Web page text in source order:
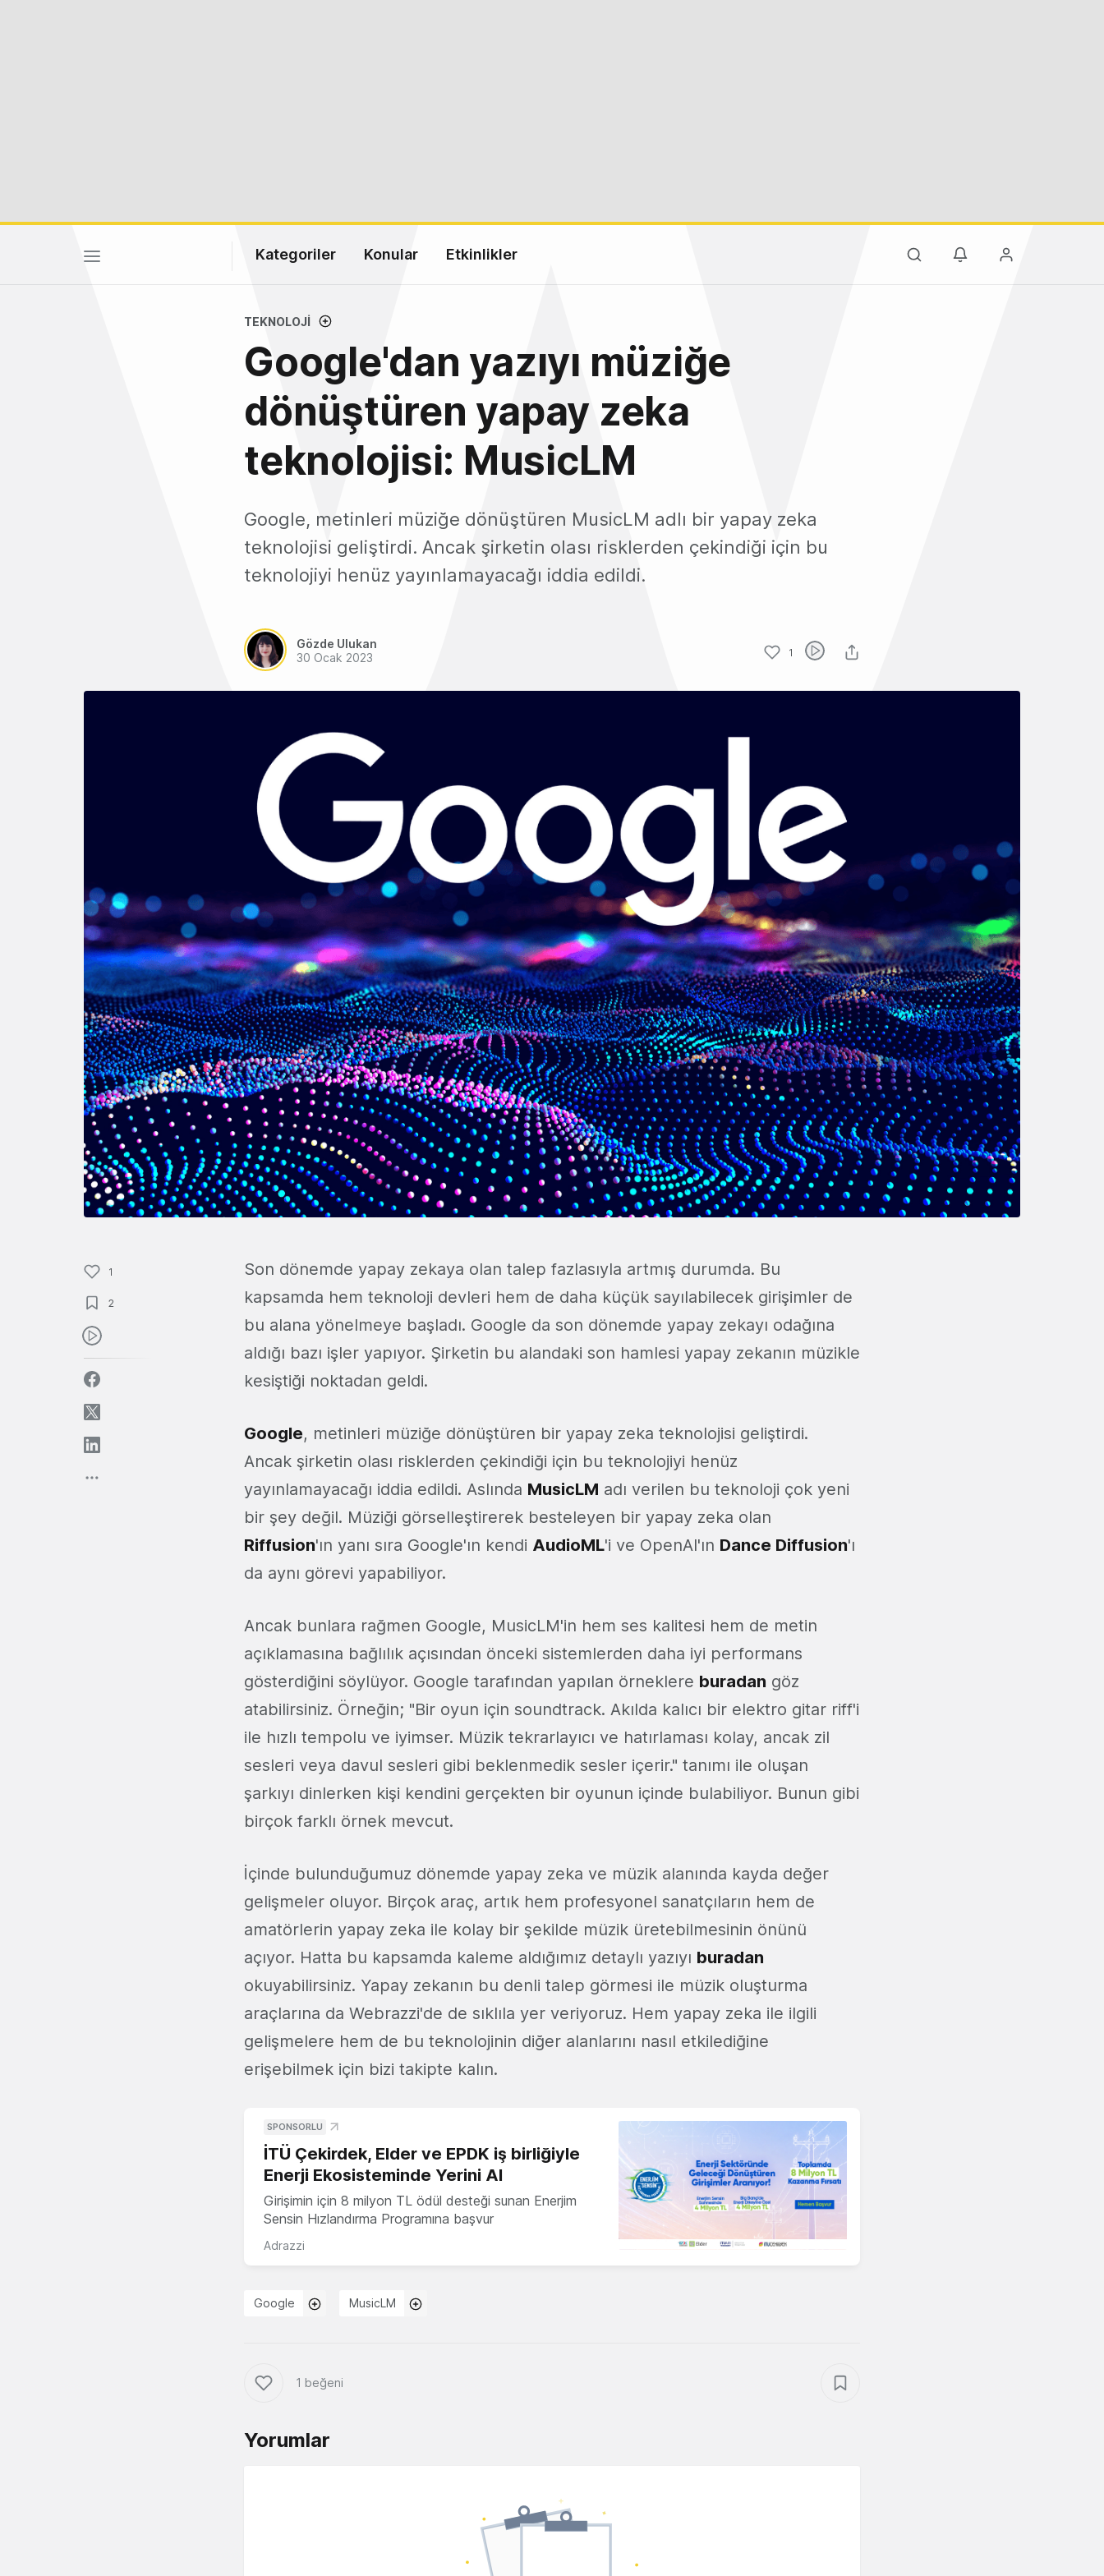
Kategoriler Konular Etkinlikler
TEKNOLOJI
Google'dan yazıyı müziğe
dönüştüren yapay zeka
teknolojisi: MusicLM
Google, metinleri müziğe dönüştüren MusicLM adlı bir yapay zeka
teknolojisi geliştirdi. Ancak şirketin olası risklerden çekindiği için bu
teknolojiyi henüz yayınlamayacağı iddia edildi.
Gözde Ulukan
30 Ocak 2023
1
1
2
Son dönemde yapay zekaya olan talep fazlasıyla artmış durumda. Bu
kapsamda hem teknoloji devleri hem de daha küçük sayılabilecek girişimler de
bu alana yönelmeye başladı. Google da son dönemde yapay zekayı odağına
aldığı bazı işler yapıyor. Şirketin bu alandaki son hamlesi yapay zekanın müzikle
kesiştiği noktadan geldi.
Google, metinleri müziğe dönüştüren bir yapay zeka teknolojisi geliştirdi.
Ancak şirketin olası risklerden çekindiği için bu teknolojiyi henüz
yayınlamayacağı iddia edildi. Aslında MusicLM adı verilen bu teknoloji çok yeni
bir şey değil. Müziği görselleştirerek besteleyen bir yapay zeka olan
Riffusion'ın yanı sıra Google'ın kendi AudioML'i ve OpenAI'ın Dance Diffusion'ı
da aynı görevi yapabiliyor.
Ancak bunlara rağmen Google, MusicLM'in hem ses kalitesi hem de metin
açıklamasına bağlılık açısından önceki sistemlerden daha iyi performans
gösterdiğini söylüyor. Google tarafından yapılan örneklere buradan göz
atabilirsiniz. Örneğin; "Bir oyun için soundtrack. Akılda kalıcı bir elektro gitar riff'i
ile hızlı tempolu ve iyimser. Müzik tekrarlayıcı ve hatırlaması kolay, ancak zil
sesleri veya davul sesleri gibi beklenmedik sesler içerir." tanımı ile oluşan
şarkıyı dinlerken kişi kendini gerçekten bir oyunun içinde bulabiliyor. Bunun gibi
birçok farklı örnek mevcut.
İçinde bulunduğumuz dönemde yapay zeka ve müzik alanında kayda değer
gelişmeler oluyor. Birçok araç, artık hem profesyonel sanatçıların hem de
amatörlerin yapay zeka ile kolay bir şekilde müzik üretebilmesinin önünü
açıyor. Hatta bu kapsamda kaleme aldığımız detaylı yazıyı buradan
okuyabilirsiniz. Yapay zekanın bu denli talep görmesi ile müzik oluşturma
araçlarına da Webrazzi'de de sıklıla yer veriyoruz. Hem yapay zeka ile ilgili
gelişmelere hem de bu teknolojinin diğer alanlarını nasıl etkilediğine
erişebilmek için bizi takipte kalın.
SPONSORLU
İTÜ Çekirdek, Elder ve EPDK iş birliğiyle
Enerji Ekosisteminde Yerini Al
Girişimin için 8 milyon TL ödül desteği sunan Enerjim
Sensin Hızlandırma Programına başvur
Adrazzi
Google MusicLM
1 beğeni
Yorumlar